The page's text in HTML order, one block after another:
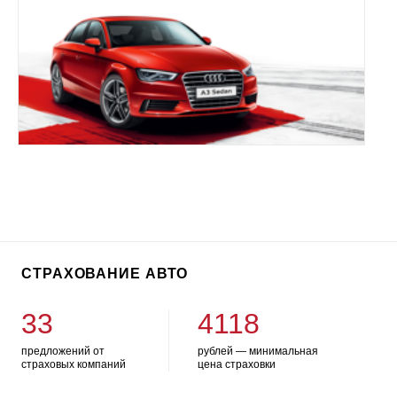
СТРАХОВАНИЕ АВТО
33
предложений от
страховых компаний
4118
рублей — минимальная
цена страховки